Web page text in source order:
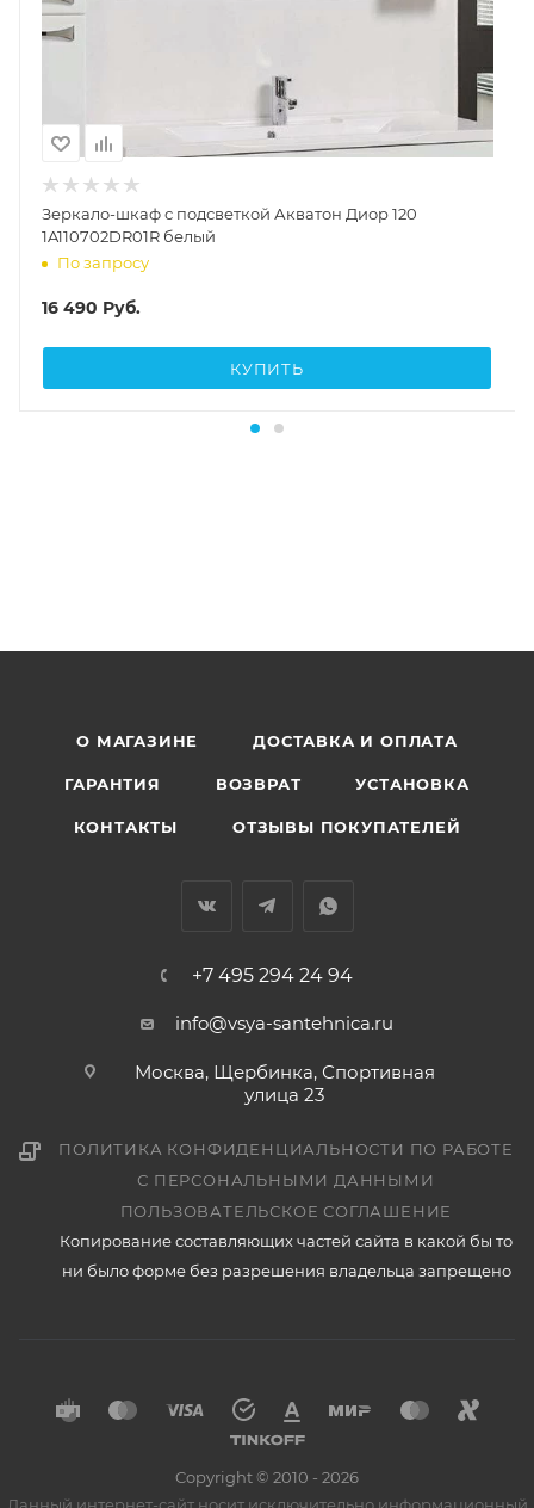
Зеркало-шкаф с подсветкой Акватон Диор 120
1A110702DR01R белый
По запросу
16 490 Руб.
КУПИТЬ
О МАГАЗИНЕ ДОСТАВКА И ОПЛАТА
ГАРАНТИЯ ВОЗВРАТ УСТАНОВКА
КОНТАКТЫ ОТЗЫВЫ ПОКУПАТЕЛЕЙ
+7 495 294 24 94
info@vsya-santehnica.ru
Москва, Щербинка, Спортивная
улица 23
ПОЛИТИКА КОНФИДЕНЦИАЛЬНОСТИ ПО РАБОТЕ
С ПЕРСОНАЛЬНЫМИ ДАННЫМИ
ПОЛЬЗОВАТЕЛЬСКОЕ СОГЛАШЕНИЕ
Копирование составляющих частей сайта в какой бы то
ни было форме без разрешения владельца запрещено
Copyright © 2010 - 2026